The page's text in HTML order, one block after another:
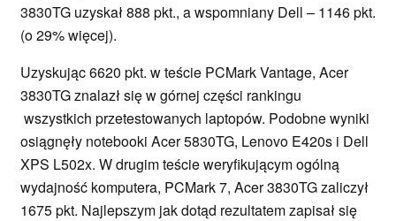
3830TG uzyskał 888 pkt., a wspomniany Dell – 1146 pkt.
(o 29% więcej).
Uzyskując 6620 pkt. w teście PCMark Vantage, Acer
3830TG znalazł się w górnej części rankingu
wszystkich przetestowanych laptopów. Podobne wyniki
osiągnęły notebooki Acer 5830TG, Lenovo E420s i Dell
XPS L502x. W drugim teście weryfikującym ogólną
wydajność komputera, PCMark 7, Acer 3830TG zaliczył
1675 pkt. Najlepszym jak dotąd rezultatem zapisał się